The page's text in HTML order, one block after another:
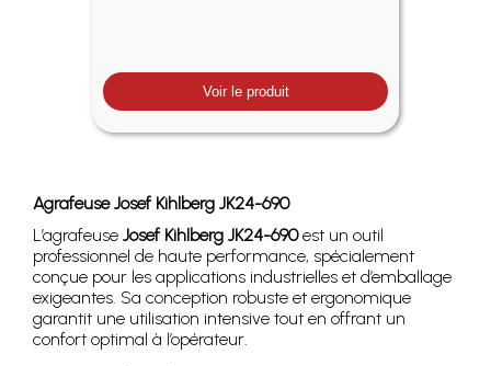
Voir le produit
Agrafeuse Josef Kihlberg JK24-690
L’agrafeuse Josef Kihlberg JK24-690est un outil
professionnel de haute performance, spécialement
conçue pour les applications industrielles et d’emballage
exigeantes. Sa conception robuste et ergonomique
garantit une utilisation intensive tout en offrant un
confort optimal à l’opérateur.